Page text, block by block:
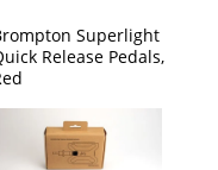
Superlight
Release Pedals,